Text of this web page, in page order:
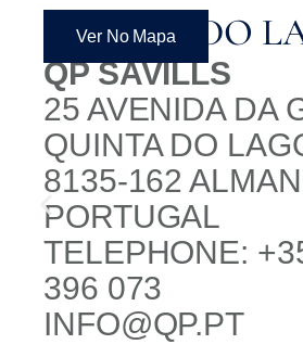
QUINTA DO
QP SAVILLS
25 AVENIDA DA
QUINTA DO
8135-162
PORTUGAL
TELEPHONE:
396 073
INFO@QP.PT
Ver No Mapa